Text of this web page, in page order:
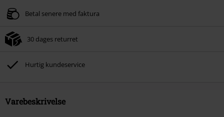
Betal senere med faktura
30 dages returret
Hurtig kundeservice
Varebeskrivelse